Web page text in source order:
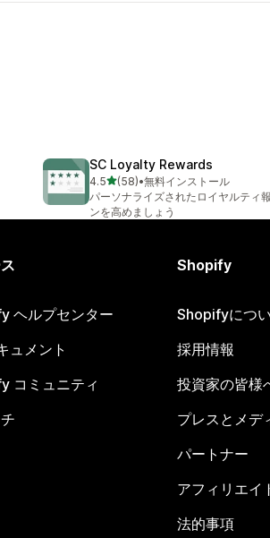
SC Loyalty Rewards
4.55つ星中
(58)
合計レビュー数：58件
•無料インストール
パーソナライズされたロイヤルティ
ンを高めましょう
ヘルプセンター
ュメント
コミュニティ
Shopify
Shopifyにつ
採用情報
投資家の皆様
プレスとメデ
パートナー
アフィリエイ
法的事項